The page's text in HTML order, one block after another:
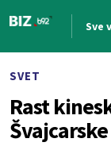
Sve
SVET
Rast
Švajcarske